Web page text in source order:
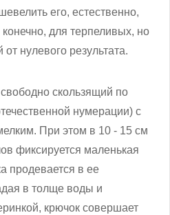
его, естественно,
для терпеливых, но
нулевого результата.
скользящий по
нумерации) с
При этом в 10 - 15 см
фиксируется маленькая
продевается в ее
в толще воды и
крючок совершает